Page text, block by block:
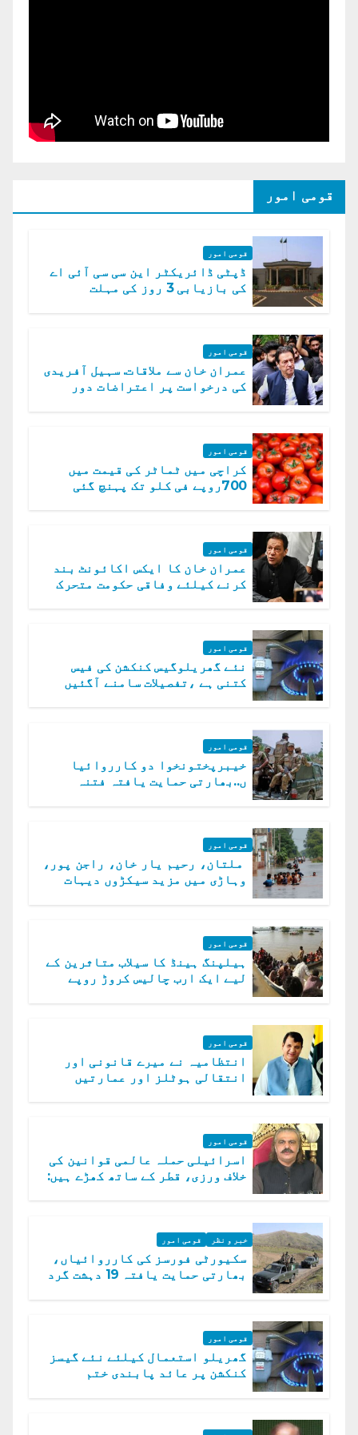
قومی امور
قومی امور
ڈپٹی ڈائریکٹر این سی سی آئی اے
کی بازیابی 3 روز کی مہلت
قومی امور
عمران خان سے ملاقات. سہیل آفریدی
کی درخواست پر اعتراضات دور
قومی امور
کراچی میں ٹماٹر کی قیمت میں
700روپے فی کلو تک پہنچ گئی
قومی امور
عمران خان کا ایکس اکائونٹ بند
کرنے کیلئے وفاقی حکومت متحرک
قومی امور
نئے گھریلوگیس کنکشن کی فیس
کتنی ہے ،تفصیلات سامنے آگئیں
قومی امور
خیبرپختونخوا دو کارروائیا
ں..بھارتی حمایت یافتہ فتنہ
قومی امور
ملتان، رحیم یار خان، راجن پور،
وہاڑی میں مزید سیکڑوں دیہات
قومی امور
ہیلپنگ ہینڈ کا سیلاب متاثرین کے
لیے ایک ارب چالیس کروڑ روپے
قومی امور
انتظامیہ نے میرے قانونی اور
انتقالی ہوٹلز اور عمارتیں
قومی امور
اسرائیلی حملہ عالمی قوانین کی
خلاف ورزی، قطر کے ساتھ کھڑے ہیں:
خبر و نظر قومی امور
سکیورٹی فورسز کی کارروائیاں،
بھارتی حمایت یافتہ 19 دہشت گرد
قومی امور
گھریلو استعمال کیلئے نئے گیسز
کنکشن پر عائد پابندی ختم